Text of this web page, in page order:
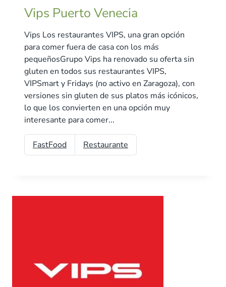
Vips Puerto Venecia
Vips Los restaurantes VIPS, una gran opción
para comer fuera de casa con los más
pequeñosGrupo Vips ha renovado su oferta sin
gluten en todos sus restaurantes VIPS,
VIPSmart y Fridays (no activo en Zaragoza), con
versiones sin gluten de sus platos más icónicos,
lo que los convierten en una opción muy
interesante para comer...
FastFood Restaurante